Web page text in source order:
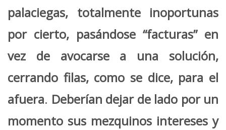
palaciegas, totalmente inoportunas
por cierto, pasándose “facturas” en
vez de avocarse a una solución,
cerrando filas, como se dice, para el
afuera. Deberían dejar de lado por un
momento sus mezquinos intereses y